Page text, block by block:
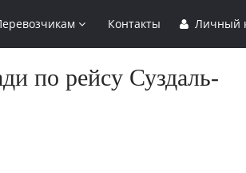
Контакты Личный
по рейсу Суздаль-